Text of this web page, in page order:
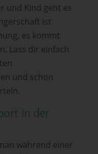
und Kind geht es
ist
es kommt
Lass dir einfach
und schon
in der
während einer